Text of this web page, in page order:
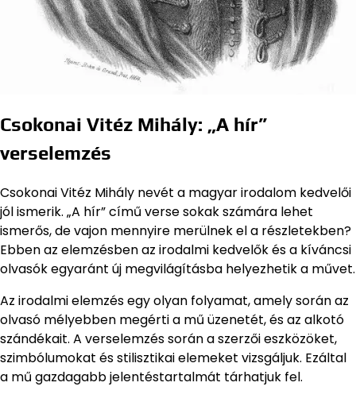
Csokonai Vitéz Mihály: „A hír”
verselemzés
Csokonai Vitéz Mihály nevét a magyar irodalom kedvelői
jól ismerik. „A hír” című verse sokak számára lehet
ismerős, de vajon mennyire merülnek el a részletekben?
Ebben az elemzésben az irodalmi kedvelők és a kíváncsi
olvasók egyaránt új megvilágításba helyezhetik a művet.
Az irodalmi elemzés egy olyan folyamat, amely során az
olvasó mélyebben megérti a mű üzenetét, és az alkotó
szándékait. A verselemzés során a szerzői eszközöket,
szimbólumokat és stilisztikai elemeket vizsgáljuk. Ezáltal
a mű gazdagabb jelentéstartalmát tárhatjuk fel.